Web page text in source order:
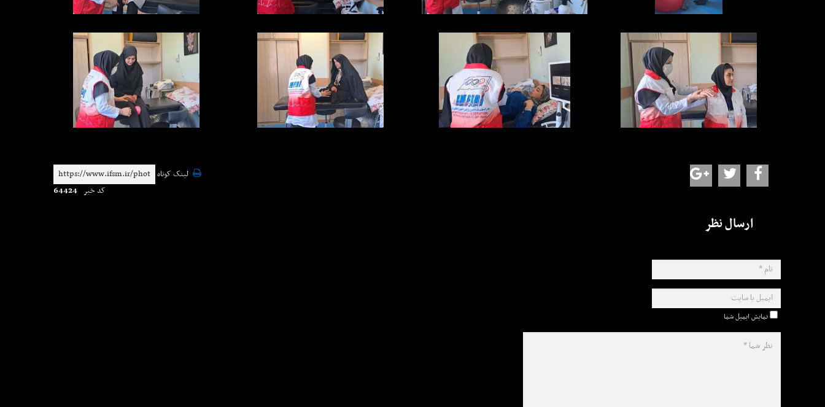
لینک کوتاه
کد خبر 64424
ارسال نظر
نمایش ایمیل شما